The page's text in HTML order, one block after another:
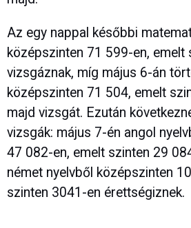
Az egy nappal későbbi
középszinten 71 599-en, emelt
vizsgáznak, míg május 6-án
középszinten 71 504, emelt
majd vizsgát. Ezután
vizsgák: május 7-én angol
47 082-en, emelt szinten 29
német nyelvből középszinten
szinten 3041-en érettségiznek.